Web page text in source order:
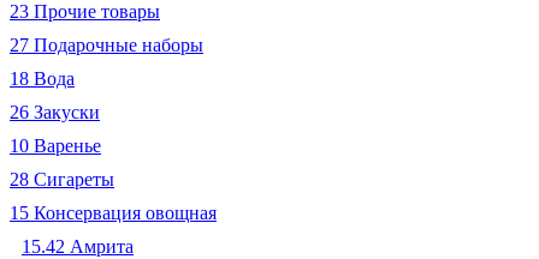
23 Прочие товары
27 Подарочные наборы
18 Вода
26 Закуски
10 Варенье
28 Сигареты
15 Консервация овощная
15.42 Амрита